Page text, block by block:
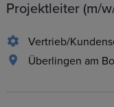
Projektleiter (m/
Vertrieb/
Überlingen am